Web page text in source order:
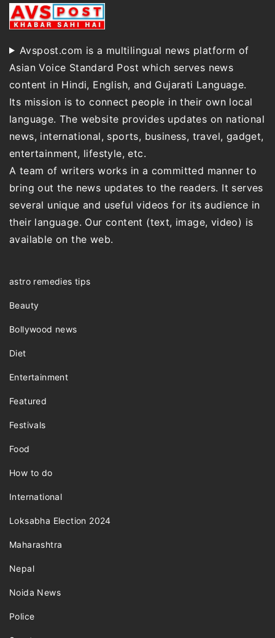
Avspost.com is a multilingual news platform of
Asian Voice Standard Post which serves news
content in Hindi, English, and Gujarati Language.
Its mission is to connect people in their own local
language. The website provides updates on national
news, international, sports, business, travel, gadget,
entertainment, lifestyle, etc.
A team of writers works in a committed manner to
bring out the news updates to the readers. It serves
several unique and useful videos for its audience in
their language. Our content (text, image, video) is
available on the web.
astro remedies tips
Beauty
Bollywood news
Diet
Entertainment
Featured
Festivals
Food
How to do
International
Loksabha Election 2024
Maharashtra
Nepal
Noida News
Police